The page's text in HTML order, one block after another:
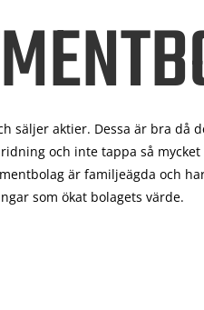
säljer aktier. Dessa är bra då
och inte tappa så mycket
är familjeägda och
som ökat bolagets värde.